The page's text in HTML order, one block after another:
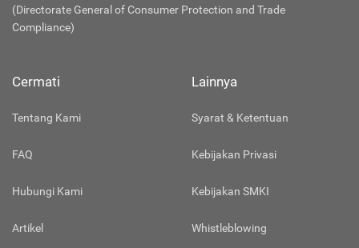
(Directorate General of Consumer Protection and Trade
Compliance)
Cermati
Tentang Kami
FAQ
Hubungi Kami
Artikel
Lainnya
Syarat & Ketentuan
Kebijakan Privasi
Kebijakan SMKI
Whistleblowing